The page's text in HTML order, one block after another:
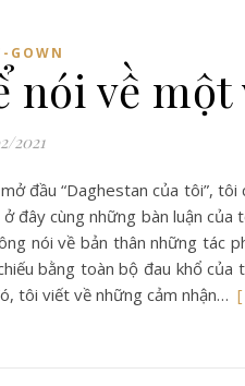
GOWN
về một
2021
đầu “Daghestan của tôi”, tôi
đây cùng những bàn luận của
nói về bản thân những tác
bằng toàn bộ đau khổ của
tôi viết về những cảm nhận…